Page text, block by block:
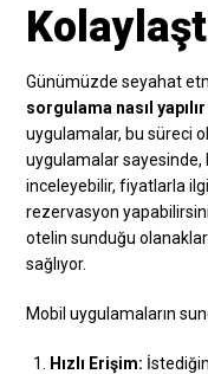
Günümüzde seyahat
sorgulama nasıl yapılır
uygulamalar, bu süreci
uygulamalar sayesinde,
inceleyebilir, fiyatlarla
rezervasyon
otelin sunduğu
sağlıyor.
Mobil uygulamaların
Hızlı Erişim: